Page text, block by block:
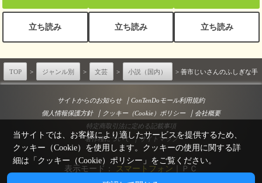
立ち読み 立ち読み 立ち読み
TOP > ジャンル別 > 文芸 > 小説（国内） > 善市じいさんのふしぎな手
サイトからのお知らせ ｜ ConTenDoモール利用規約
個人情報保護方針
｜ クッキー（Cookie）ポリシー ｜ 会社概要
特定商取引法に定める記載事項
著作権について ｜サイトマップ
表示モード： スマートフォン ＰＣ
当サイトでは、お客様により適したサービスを提供するため、
クッキー（Cookie）を使用します。クッキーの使用に関する詳
細は「クッキー（Cookie）ポリシー 」をご覧ください。